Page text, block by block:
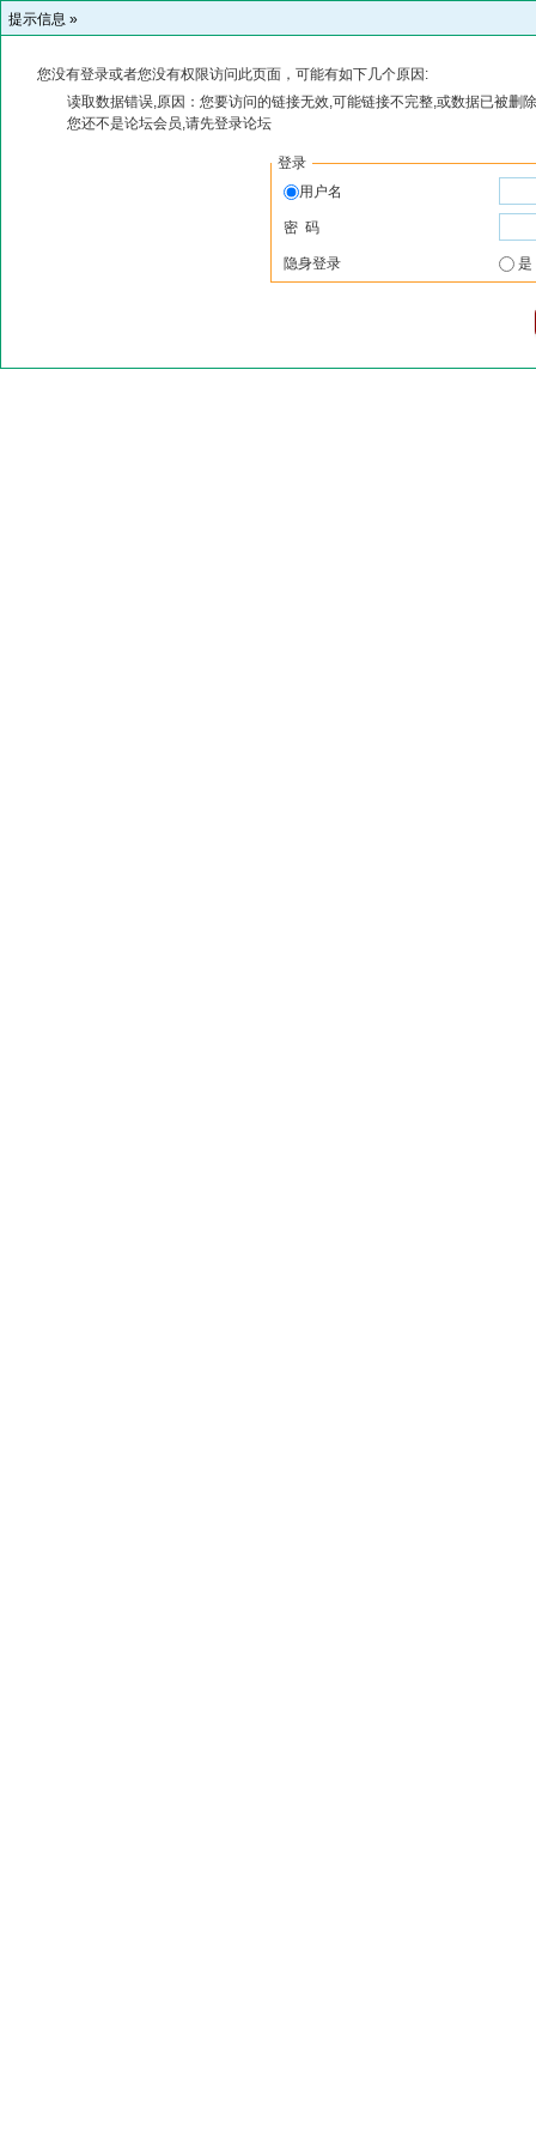
提示信息 »
您没有登录或者您没有权限访问此页面，可能有如下几个原因:
读取数据错误,原因：您要访问的链接无效,可能链接不完整,或数据已被删
您还不是论坛会员,请先登录论坛
登录
用户名
密 码
隐身登录